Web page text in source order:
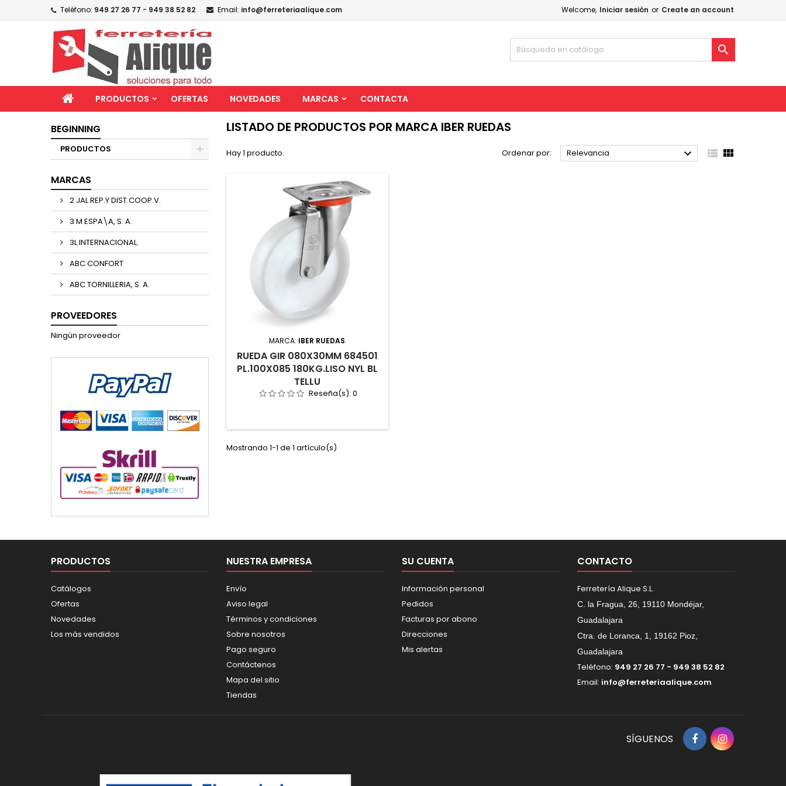
Teléfono: 949 27 26 77 - 949 38 52 82 Email: info@ferreteriaalique.com Welcome, Iniciar sesión or Create an account

PRODUCTOS OFERTAS NOVEDADES MARCAS CONTACTA
BEGINNING
PRODUCTOS
MARCAS
2 JAL REP.Y DIST.COOP.V.
3 M ESPA\A, S. A.
3L INTERNACIONAL.
ABC CONFORT
ABC TORNILLERIA, S. A.
PROVEEDORES
Ningún proveedor
LISTADO DE PRODUCTOS POR MARCA IBER RUEDAS
Hay 1 producto. Ordenar por: Relevancia   
MARCA: IBER RUEDAS
RUEDA GIR 080X30MM 684501
PL.100X085 180KG.LISO NYL BL
TELLU
Reseña(s):0
Mostrando 1-1 de 1 artículo(s)
PRODUCTOS
Catálogos
Ofertas
Novedades
Los más vendidos
NUESTRA EMPRESA
Envío
Aviso legal
Términos y condiciones
Sobre nosotros
Pago seguro
Contáctenos
Mapa del sitio
Tiendas
SU CUENTA
Información personal
Pedidos
Facturas por abono
Direcciones
Mis alertas
CONTACTO
Ferretería Alique S.L.
C. la Fragua, 26, 19110 Mondéjar,
Guadalajara
Ctra. de Loranca, 1, 19162 Pioz,
Guadalajara
Teléfono: 949 27 26 77 - 949 38 52 82
Email: info@ferreteriaalique.com
SÍGUENOS